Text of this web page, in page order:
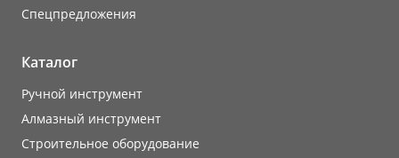
Cпецпредложения
Каталог
Ручной инструмент
Алмазный инструмент
Строительное оборудование